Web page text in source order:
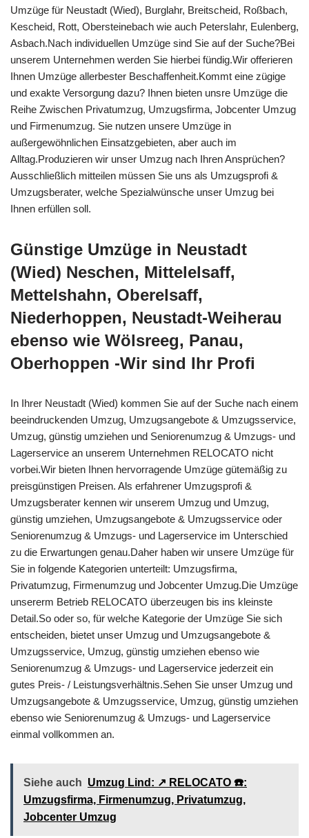
Umzüge für Neustadt (Wied), Burglahr, Breitscheid, Roßbach,
Kescheid, Rott, Obersteinebach wie auch Peterslahr, Eulenberg,
Asbach.Nach individuellen Umzüge sind Sie auf der Suche?Bei
unserem Unternehmen werden Sie hierbei fündig.Wir offerieren
Ihnen Umzüge allerbester Beschaffenheit.Kommt eine zügige
und exakte Versorgung dazu? Ihnen bieten unsre Umzüge die
Reihe Zwischen Privatumzug, Umzugsfirma, Jobcenter Umzug
und Firmenumzug. Sie nutzen unsere Umzüge in
außergewöhnlichen Einsatzgebieten, aber auch im
Alltag.Produzieren wir unser Umzug nach Ihren Ansprüchen?
Ausschließlich mitteilen müssen Sie uns als Umzugsprofi &
Umzugsberater, welche Spezialwünsche unser Umzug bei
Ihnen erfüllen soll.
Günstige Umzüge in Neustadt
(Wied) Neschen, Mittelelsaff,
Mettelshahn, Oberelsaff,
Niederhoppen, Neustadt-Weiherau
ebenso wie Wölsreeg, Panau,
Oberhoppen -Wir sind Ihr Profi
In Ihrer Neustadt (Wied) kommen Sie auf der Suche nach einem
beeindruckenden Umzug, Umzugsangebote & Umzugsservice,
Umzug, günstig umziehen und Seniorenumzug & Umzugs- und
Lagerservice an unserem Unternehmen RELOCATO nicht
vorbei.Wir bieten Ihnen hervorragende Umzüge gütemäßig zu
preisgünstigen Preisen. Als erfahrener Umzugsprofi &
Umzugsberater kennen wir unserem Umzug und Umzug,
günstig umziehen, Umzugsangebote & Umzugsservice oder
Seniorenumzug & Umzugs- und Lagerservice im Unterschied
zu die Erwartungen genau.Daher haben wir unsere Umzüge für
Sie in folgende Kategorien unterteilt: Umzugsfirma,
Privatumzug, Firmenumzug und Jobcenter Umzug.Die Umzüge
unsererm Betrieb RELOCATO überzeugen bis ins kleinste
Detail.So oder so, für welche Kategorie der Umzüge Sie sich
entscheiden, bietet unser Umzug und Umzugsangebote &
Umzugsservice, Umzug, günstig umziehen ebenso wie
Seniorenumzug & Umzugs- und Lagerservice jederzeit ein
gutes Preis- / Leistungsverhältnis.Sehen Sie unser Umzug und
Umzugsangebote & Umzugsservice, Umzug, günstig umziehen
ebenso wie Seniorenumzug & Umzugs- und Lagerservice
einmal vollkommen an.
Siehe auch Umzug Lind: ↗️ RELOCATO ☎️:
Umzugsfirma, Firmenumzug, Privatumzug,
Jobcenter Umzug